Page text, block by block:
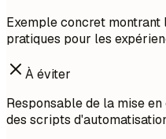
Exemple concret montrant
pratiques pour les
À éviter
Responsable de la mise
des scripts